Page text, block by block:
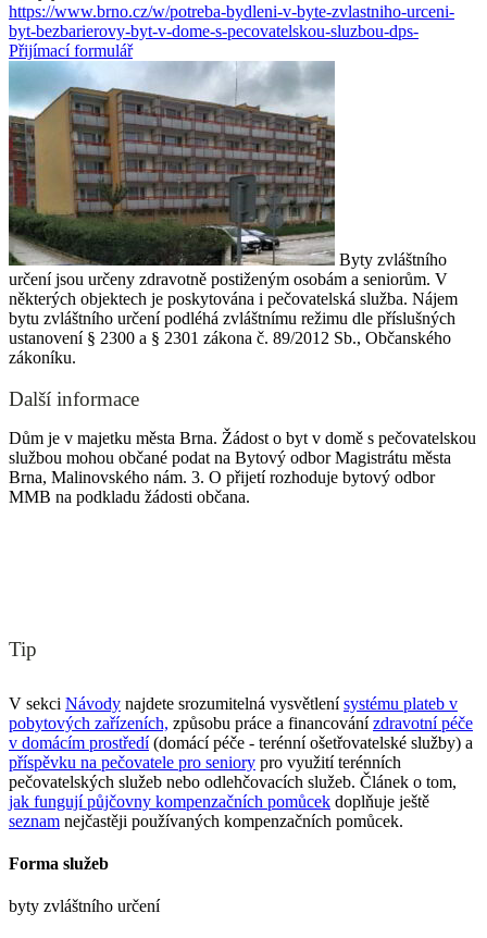
https://www.brno.cz/w/potreba-bydleni-v-byte-zvlastniho-urceni-
byt-bezbarierovy-byt-v-dome-s-pecovatelskou-sluzbou-dps-
Přijímací formulář
Byty zvláštního
určení jsou určeny zdravotně postiženým osobám a seniorům. V
některých objektech je poskytována i pečovatelská služba. Nájem
bytu zvláštního určení podléhá zvláštnímu režimu dle příslušných
ustanovení § 2300 a § 2301 zákona č. 89/2012 Sb., Občanského
zákoníku.
Další informace
Dům je v majetku města Brna. Žádost o byt v domě s pečovatelskou
službou mohou občané podat na Bytový odbor Magistrátu města
Brna, Malinovského nám. 3. O přijetí rozhoduje bytový odbor
MMB na podkladu žádosti občana.
Tip
V sekci Návody najdete srozumitelná vysvětlenísystému plateb v
pobytových zařízeních, způsobu práce a financovánízdravotní péče
v domácím prostředí(domácí péče - terénní ošetřovatelské služby) a
příspěvku na pečovatele pro seniory pro využití terénních
pečovatelských služeb nebo odlehčovacích služeb. Článek o tom,
jak fungují půjčovny kompenzačních pomůcek doplňuje ještě
seznam nejčastěji používaných kompenzačních pomůcek.
Forma služeb
byty zvláštního určení